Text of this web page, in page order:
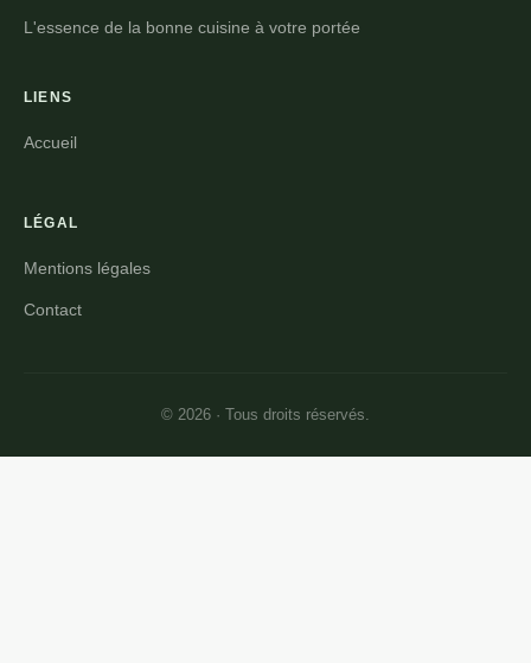
L'essence de la bonne cuisine à votre portée
LIENS
Accueil
LÉGAL
Mentions légales
Contact
© 2026 · Tous droits réservés.